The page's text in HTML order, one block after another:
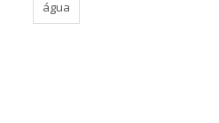
água